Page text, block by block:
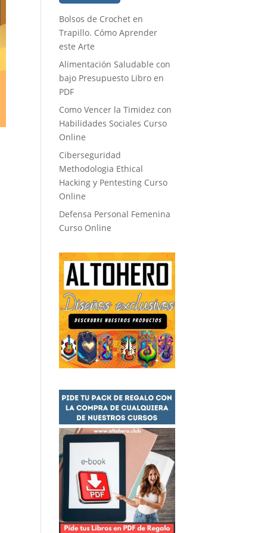
Bolsos de Crochet en
Trapillo. Cómo Aprender
este Arte
Alimentación Saludable con
bajo Presupuesto Libro en
PDF
Como Vencer la Timidez con
Habilidades Sociales Curso
Online
Ciberseguridad
Methodologia Ethical
Hacking y Pentesting Curso
Online
Defensa Personal Femenina
Curso Online